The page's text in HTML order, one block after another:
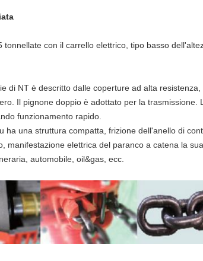
tonnellate con il carrello elettrico, tipo basso
di NT è descritto dalle coperture ad alta
Il pignone doppio è adottato per la
funzionamento rapido.
ha una struttura compatta, frizione dell'anello di
manifestazione elettrica del paranco a catena la
automobile, oil&gas, ecc.